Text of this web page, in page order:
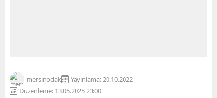
mersinodak
Yayınlama: 20.10.2022
Düzenleme: 13.05.2025 23:00